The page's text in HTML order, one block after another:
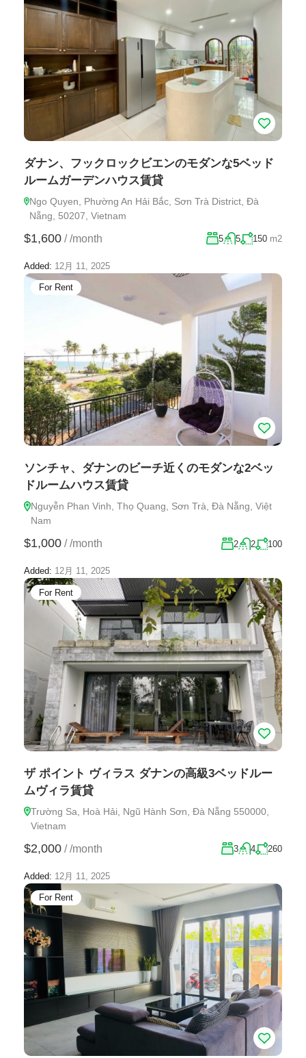
ダナン、フックロックビエンのモダンな5ベッド
ルームガーデンハウス賃貸
Ngo Quyen, Phường An Hải Bắc, Sơn Trà District, Đà
Nẵng, 50207, Vietnam
$1,600 / /month 5 5 150 m2
Added: 12月 11, 2025
For Rent
ソンチャ、ダナンのビーチ近くのモダンな2ベッ
ドルームハウス賃貸
Nguyễn Phan Vinh, Thọ Quang, Sơn Trà, Đà Nẵng, Việt
Nam
$1,000 / /month 2 2 100
Added: 12月 11, 2025
For Rent
ザ ポイント ヴィラス ダナンの高級3ベッドルー
ムヴィラ賃貸
Trường Sa, Hoà Hải, Ngũ Hành Sơn, Đà Nẵng 550000,
Vietnam
$2,000 / /month 3 4 260
Added: 12月 11, 2025
For Rent